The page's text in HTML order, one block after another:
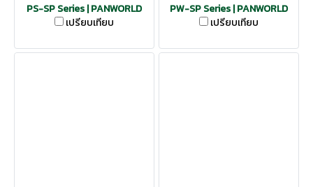
PS-SP Series | PANWORLD
เปรียบเทียบ
PW-SP Series | PANWORLD
เปรียบเทียบ